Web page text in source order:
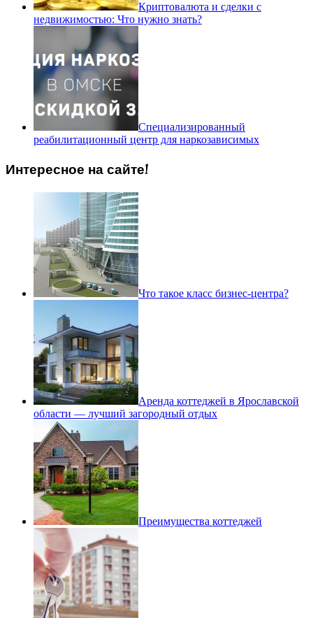
Криптовалюта и сделки с
недвижимостью: Что нужно знать?
Специализированный
реабилитационный центр для наркозависимых
Интересное на сайте!
Что такое класс бизнес-центра?
Аренда коттеджей в Ярославской
области — лучший загородный отдых
Преимущества коттеджей